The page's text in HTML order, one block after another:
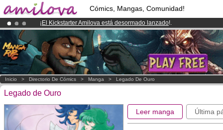
Cómics, Mangas, Comunidad!
¡ El Kickstarter Amilova está desormado lanzado!.
¡Conviertete en Premium por3.95 eurosal mes!Hazte Premium ya
¡Ya tenemos 100000miembrosy 1000 Cómics y Mangas!.
Inicio > Directorio De Cómics > Manga > Legado De Ouro
Legado de Ouro
Leer manga Última